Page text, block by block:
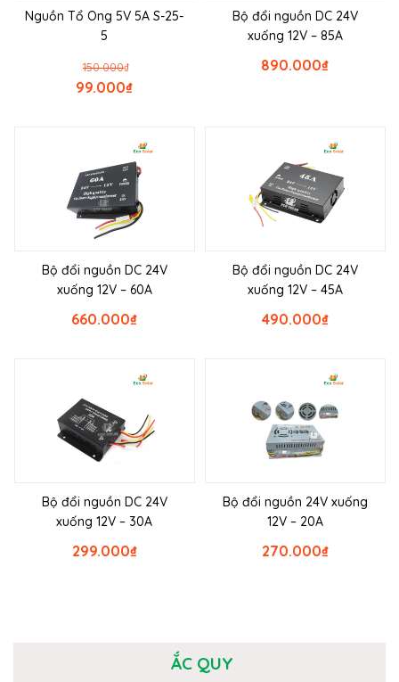
Nguồn Tổ Ong 5V 5A S-25-
5
₫
150.000
₫
99.000
Bộ đổi nguồn DC 24V
xuống 12V – 85A
₫
890.000
Bộ đổi nguồn DC 24V
xuống 12V – 60A
₫
660.000
Bộ đổi nguồn DC 24V
xuống 12V – 45A
₫
490.000
Bộ đổi nguồn DC 24V
xuống 12V – 30A
₫
299.000
Bộ đổi nguồn 24V xuống
12V – 20A
₫
270.000
ẮC QUY